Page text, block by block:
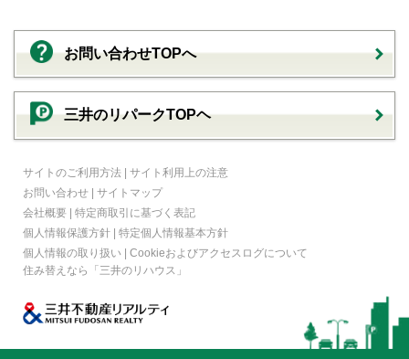
お問い合わせTOPへ
三井のリパークTOPヘ
サイトのご利用方法 | サイト利用上の注意
お問い合わせ | サイトマップ
会社概要 | 特定商取引に基づく表記
個人情報保護方針 | 特定個人情報基本方針
個人情報の取り扱い | Cookieおよびアクセスログについて
住み替えなら
「三井のリハウス」